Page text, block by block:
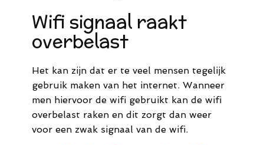
Wifi signaal raakt
overbelast
Het kan zijn dat er te veel mensen tegelijk
gebruik maken van het internet. Wanneer
men hiervoor de wifi gebruikt kan de wifi
overbelast raken en dit zorgt dan weer
voor een zwak signaal van de wifi.